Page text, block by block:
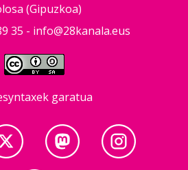
(Gipuzkoa)
35 - info@28kanala.eus
garatua